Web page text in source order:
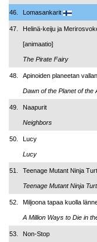
46. Lomasankarit
47. Helinä-keiju ja
[animaatio]
The Pirate Fairy
48. Apinoiden planeetan
Dawn of the Planet of the
49. Naapurit
Neighbors
50. Lucy
Lucy
51. Teenage Mutant Ninja
Teenage Mutant Ninja
52. Miljoona tapaa kuolla
A Million Ways to Die in
53. Non-Stop